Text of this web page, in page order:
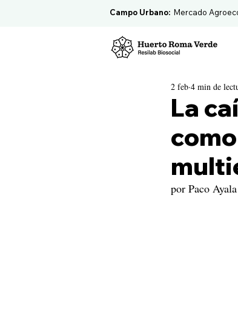
Campo Urbano: Mercado
La
2 feb 4 min de
por Paco Ayala